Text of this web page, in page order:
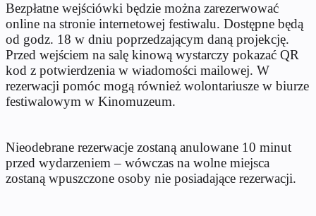
Bezpłatne wejściówki będzie można zarezerwować
online na stronie internetowej festiwalu. Dostępne będą
od godz. 18 w dniu poprzedzającym daną projekcję.
Przed wejściem na salę kinową wystarczy pokazać QR
kod z potwierdzenia w wiadomości mailowej. W
rezerwacji pomóc mogą również wolontariusze w biurze
festiwalowym w Kinomuzeum.
Nieodebrane rezerwacje zostaną anulowane 10 minut
przed wydarzeniem – wówczas na wolne miejsca
zostaną wpuszczone osoby nie posiadające rezerwacji.